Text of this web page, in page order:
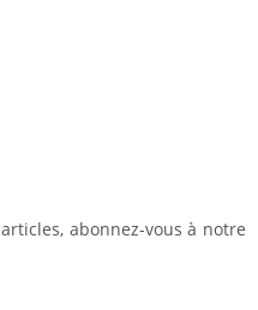
abonnez-vous à notre